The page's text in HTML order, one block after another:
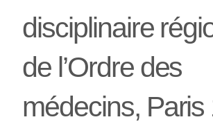
disciplinaire
de l’Ordre des
médecins, Paris